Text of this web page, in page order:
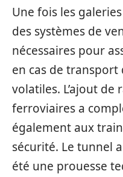
Une fois les
des systèmes de
nécessaires pour
en cas de transport
volatiles. L’ajout de
ferroviaires a
également aux
sécurité. Le tunnel
été une prouesse